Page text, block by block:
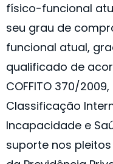
físico-funcional
seu grau de
funcional atual,
qualificado de
COFFITO 370/
Classificação
Incapacidade e
suporte nos